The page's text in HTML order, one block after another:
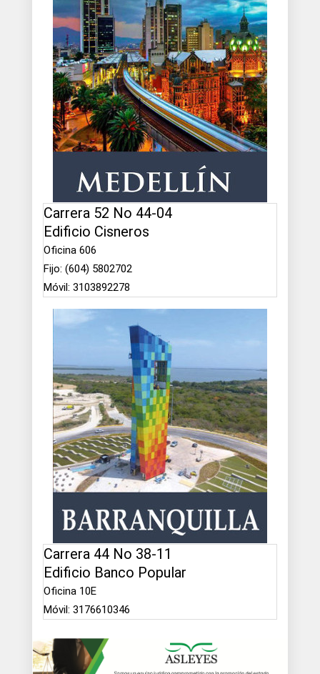
Carrera 52 No 44-04
Edificio Cisneros
Oficina 606
Fijo: (604) 5802702
Móvil: 3103892278
Carrera 44 No 38-11
Edificio Banco Popular
Oficina 10E
Móvil: 3176610346